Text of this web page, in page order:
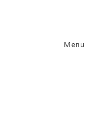
Menu